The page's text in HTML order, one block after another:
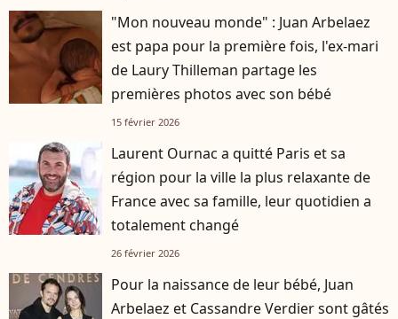
"Mon nouveau monde" : Juan Arbelaez
est papa pour la première fois, l'ex-mari
de Laury Thilleman partage les
premières photos avec son bébé
15 février 2026
Laurent Ournac a quitté Paris et sa
région pour la ville la plus relaxante de
France avec sa famille, leur quotidien a
totalement changé
26 février 2026
Pour la naissance de leur bébé, Juan
Arbelaez et Cassandre Verdier sont gâtés